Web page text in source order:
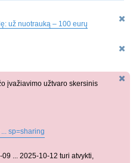
už nuotrauką – 100 eurų
įvažiavimo užtvaro skersinis
sp=sharing
... 2025-10-12 turi atvykti,